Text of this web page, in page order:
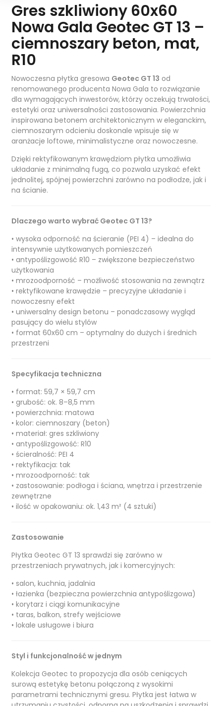
Gres szkliwiony 60x60
Nowa Gala Geotec GT 13 –
ciemnoszary beton, mat,
R10
Nowoczesna płytka gresowa Geotec GT 13 od
renomowanego producenta Nowa Gala to rozwiązanie
dla wymagających inwestorów, którzy oczekują trwałości,
estetyki oraz uniwersalności zastosowania. Powierzchnia
inspirowana betonem architektonicznym w eleganckim,
ciemnoszarym odcieniu doskonale wpisuje się w
aranżacje loftowe, minimalistyczne oraz nowoczesne.
Dzięki rektyfikowanym krawędziom płytka umożliwia
układanie z minimalną fugą, co pozwala uzyskać efekt
jednolitej, spójnej powierzchni zarówno na podłodze, jak i
na ścianie.
Dlaczego warto wybrać Geotec GT 13?
• wysoka odporność na ścieranie (PEI 4) – idealna do
intensywnie użytkowanych pomieszczeń
• antypoślizgowość R10 – zwiększone bezpieczeństwo
użytkowania
• mrozoodporność – możliwość stosowania na zewnątrz
• rektyfikowane krawędzie – precyzyjne układanie i
nowoczesny efekt
• uniwersalny design betonu – ponadczasowy wygląd
pasujący do wielu stylów
• format 60x60 cm – optymalny do dużych i średnich
przestrzeni
Specyfikacja techniczna
• format: 59,7 × 59,7 cm
• grubość: ok. 8–8,5 mm
• powierzchnia: matowa
• kolor: ciemnoszary (beton)
• materiał: gres szkliwiony
• antypoślizgowość: R10
• ścieralność: PEI 4
• rektyfikacja: tak
• mrozoodporność: tak
• zastosowanie: podłoga i ściana, wnętrza i przestrzenie
zewnętrzne
• ilość w opakowaniu: ok. 1,43 m² (4 sztuki)
Zastosowanie
Płytka Geotec GT 13 sprawdzi się zarówno w
przestrzeniach prywatnych, jak i komercyjnych:
• salon, kuchnia, jadalnia
• łazienka (bezpieczna powierzchnia antypoślizgowa)
• korytarz i ciągi komunikacyjne
• taras, balkon, strefy wejściowe
• lokale usługowe i biura
Styl i funkcjonalność w jednym
Kolekcja Geotec to propozycja dla osób ceniących
surową estetykę betonu połączoną z wysokimi
parametrami technicznymi gresu. Płytka jest łatwa w